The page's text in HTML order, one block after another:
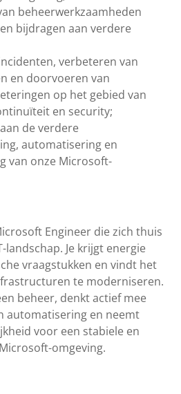
beheerwerkzaamheden
bijdragen aan verdere
verbeteren van
en doorvoeren van
op het gebied van
en security;
de verdere
automatisering en
van onze Microsoft-
Engineer die zich thuis
Je krijgt energie
vraagstukken en vindt het
te moderniseren.
beheer, denkt actief mee
automatisering en neemt
voor een stabiele en
omgeving.